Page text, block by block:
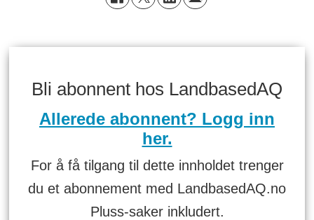
Bli abonnent hos LandbasedAQ
Allerede abonnent? Logg inn
her.
For å få tilgang til dette innholdet trenger
du et abonnement med LandbasedAQ.no
Pluss-saker inkludert.